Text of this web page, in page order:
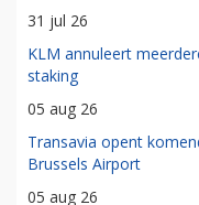
31 jul 26
KLM annuleert
staking
05 aug 26
Transavia opent
Brussels Airport
05 aug 26